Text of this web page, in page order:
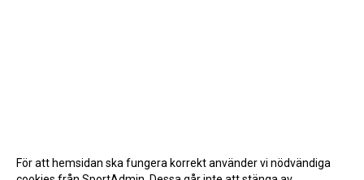
För att hemsidan ska fungera korrekt använder vi nödvändiga